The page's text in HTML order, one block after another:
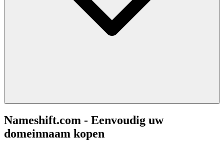
Nameshift.com - Eenvoudig uw
domeinnaam kopen